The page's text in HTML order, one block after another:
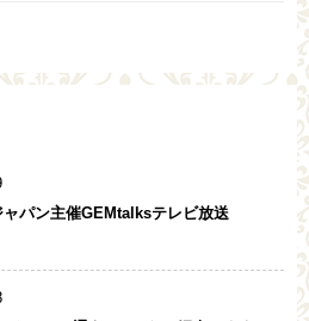
パン主催GEMtalksテレビ放送